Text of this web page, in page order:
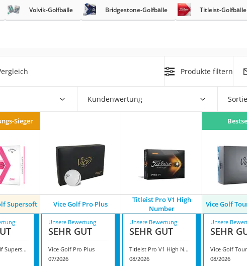
Herren
Reiten
Volvik-Golfbälle Bridgestone-Golfbälle Titleist-Golfbälle
Produkte filtern
Kundenwertung
Sieger
Supersoft Vice Golf Pro Plus
Titleist Pro V1 High
Number
Vice Golf
Callaway Golf Supersoft
Unsere Bewertung
SEHR GUT
Vice Golf Pro Plus
07/2026
Unsere Bewertung
SEHR GUT
Titleist Pro V1 High Number
08/2026
Unsere
SEHR
08/2026